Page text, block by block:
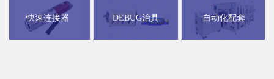
快速连接器 DEBUG治具 自动化配套